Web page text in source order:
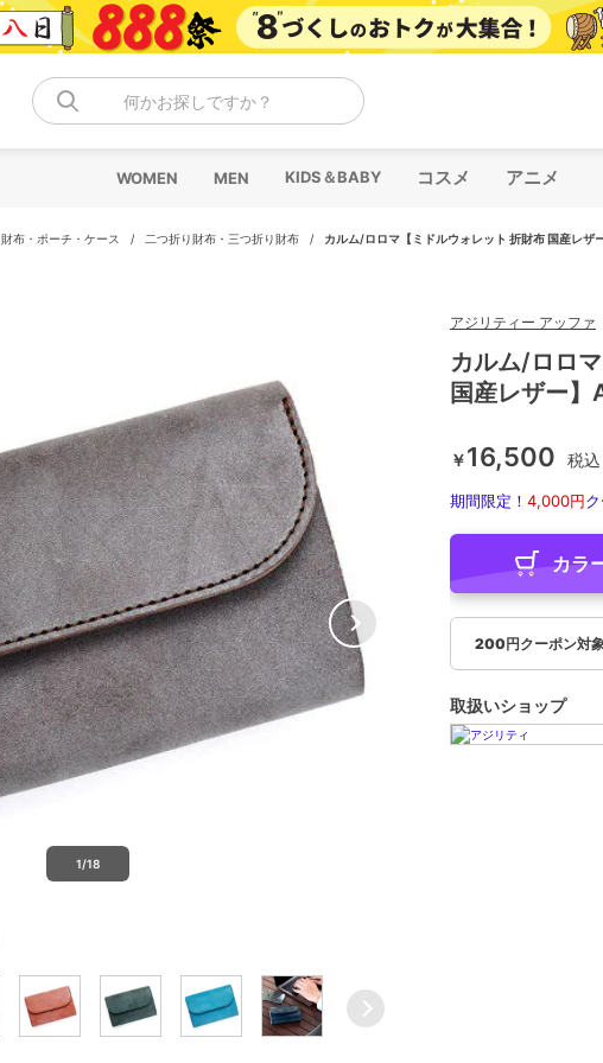
何かお探しですか？
WOMEN MEN KIDS＆BABY コスメ アニメ
財布・ポーチ・ケース / 二つ折り財布・三つ折り財布 / カルム/ロロマ【ミドルウォレット 折財布 国産レザ
1/18
アジリティー アッファ
カルム/ロロ
国産レザー】
￥16,500 税込
期間限定！ 4,000円
カラ
200円クーポン対
取扱いショップ